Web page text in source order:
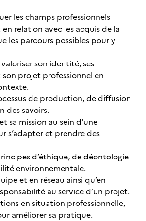
les champs professionnels
relation avec les acquis de la
les parcours possibles pour y
son identité, ses
projet professionnel en
de production, de diffusion
des savoirs.
sa mission au sein d'une
s’adapter et prendre des
d’éthique, de déontologie
environnementale.
et en réseau ainsi qu’en
au service d’un projet.
en situation professionnelle,
améliorer sa pratique.